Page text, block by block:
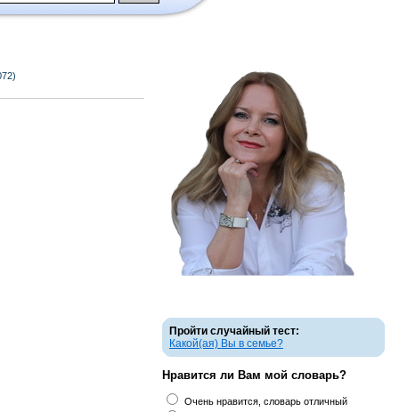
Пройти случайный тест:
Какой(ая) Вы в семье?
Нравится ли Вам мой словарь?
Очень нравится, словарь отличный